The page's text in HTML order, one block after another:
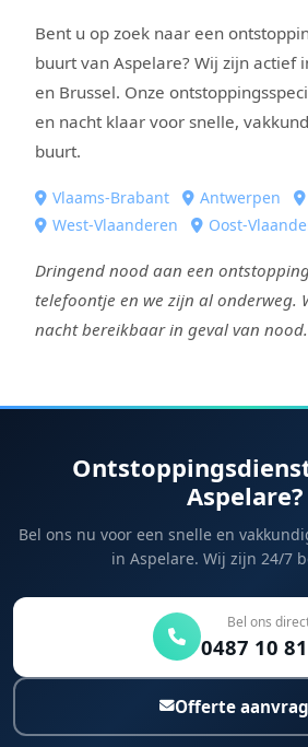
Bent u op zoek naar een
buurt van Aspelare? Wij zijn actief
en Brussel. Onze
en nacht klaar voor snelle,
buurt.
Vlaams-Brabant Antwerpen
West-Vlaanderen
Oost-
Dringend nood aan een
telefoontje en we zijn al onderweg.
nacht bereikbaar in geval van nood.
Aspelare?
Bel ons nu voor een snelle en
in Aspelare. Wij zijn 24/7
Bel ons
0487 10
Offerte